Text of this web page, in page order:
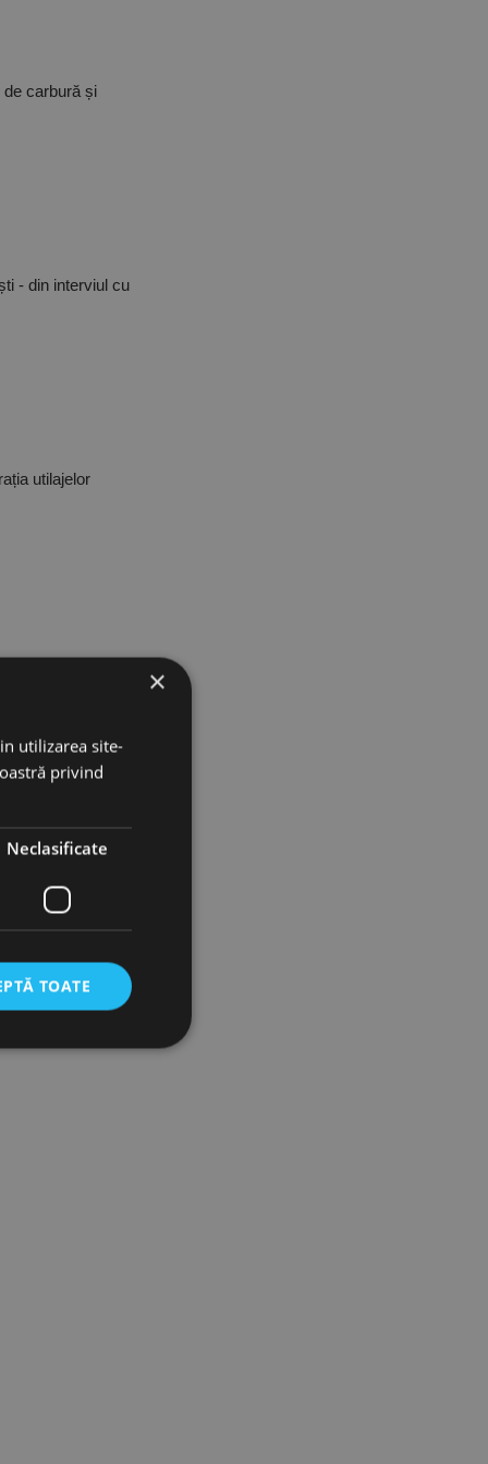
carbură și
- din interviul cu
utilajelor
burghielor
×
utilizarea site-
privind
Neclasificate
TOATE